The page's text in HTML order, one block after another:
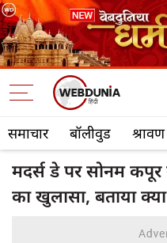
समाचार बॉलीवुड
मदर्स डे पर सोनम
का खुलासा, बताया